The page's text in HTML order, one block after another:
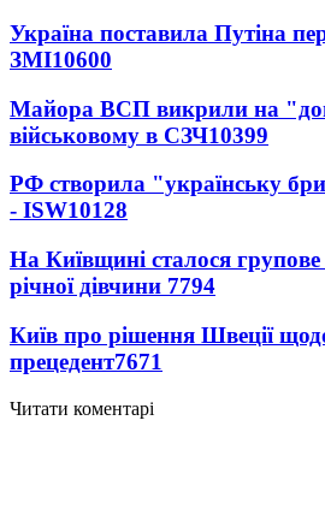
Україна поставила Путіна
ЗМІ10600
Майора ВСП викрили на
військовому в СЗЧ10399
РФ створила "українську
- ISW10128
На Київщині сталося
річної дівчини 7794
Київ про рішення Швеції
прецедент7671
Читати коментарі